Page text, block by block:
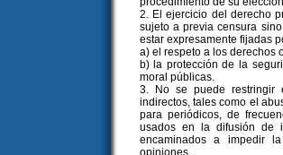
2. El ejercicio del derecho
sujeto a previa censura
estar expresamente fijadas
a) el respeto a los derechos
b) la protección de la
moral públicas.
3. No se puede restringir
indirectos, tales como el
para periódicos, de
usados en la difusión de
encaminados a impedir
opiniones.